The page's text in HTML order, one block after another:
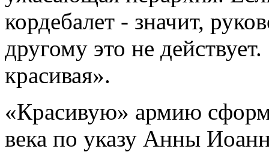
кордебалет - значит,
другому это не
красивая».
«Красивую» армию
века по указу Анны